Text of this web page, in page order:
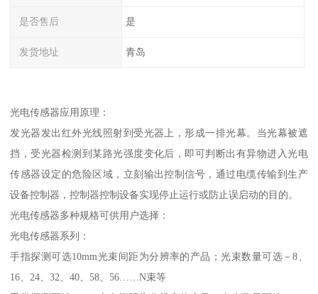
是否售后 是
发货地址 青岛
光电传感器应用原理：
发光器发出红外光线照射到受光器上，形成一排光幕。当光幕被遮
挡，受光器检测到某路光强度变化后，即可判断出有异物进入光电
传感器设定的危险区域，立刻输出控制信号，通过电缆传输到生产
设备控制器，控制器控制设备实现停止运行或防止误启动的目的。
光电传感器多种规格可供用户选择：
光电传感器系列：
手指探测可选10mm光束间距为分辨率的产品；光束数量可选－8、
16、24、32、40、58、56……N束等